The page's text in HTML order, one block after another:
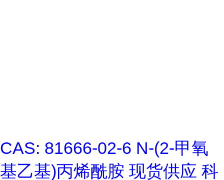
CAS: 81666-02-6 N-(2-甲氧
基乙基)丙烯酰胺 现货供应 科